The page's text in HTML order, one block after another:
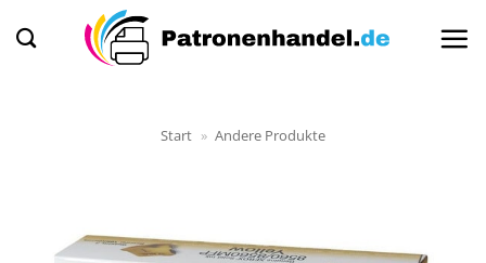
Inhalt
Start » Andere Produkte